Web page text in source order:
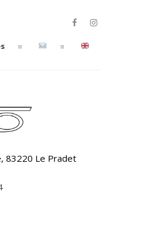
83220 Le Pradet